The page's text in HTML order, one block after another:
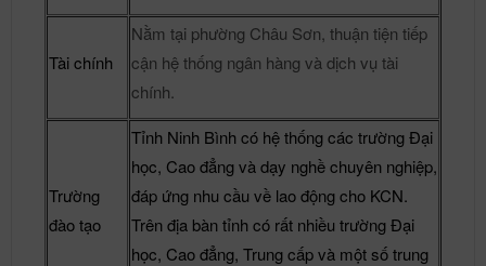
Tài chính
Nằm tại phường Châu Sơn, thuận tiện tiếp
cận hệ thống ngân hàng và dịch vụ tài
chính.
Trường
đào tạo
Tỉnh Ninh Bình có hệ thống các trường Đại
học, Cao đẳng và dạy nghề chuyên nghiệp,
đáp ứng nhu cầu về lao động cho KCN.
Trên địa bàn tỉnh có rất nhiều trường Đại
học, Cao đẳng, Trung cấp và một số trung